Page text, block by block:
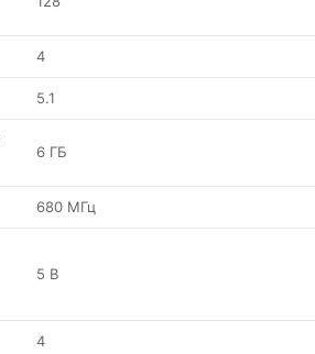
4
5.1
6 ГБ
680 МГц
5 В
4